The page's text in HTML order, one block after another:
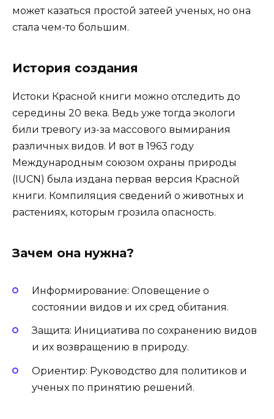
может казаться простой затеей ученых, но она
стала чем-то большим.
История создания
Истоки Красной книги можно отследить до
середины 20 века. Ведь уже тогда экологи
били тревогу из-за массового вымирания
различных видов. И вот в 1963 году
Международным союзом охраны природы
(IUCN) была издана первая версия Красной
книги. Компиляция сведений о животных и
растениях, которым грозила опасность.
Зачем она нужна?
Информирование: Оповещение о
состоянии видов и их сред обитания.
Защита: Инициатива по сохранению видов
и их возвращению в природу.
Ориентир: Руководство для политиков и
ученых по принятию решений.